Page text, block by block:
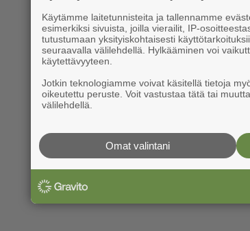
Käytämme laitetunnisteita ja tallennamme
esimerkiksi sivuista, joilla vierailit, IP-
tutustumaan yksityiskohtaisesti
seuraavalla välilehdellä. Hylkääminen voi
käytettävyyteen.
Jotkin teknologiamme voivat käsitellä tietoja
oikeutettu peruste. Voit vastustaa tätä tai
välilehdellä.
Omat valintani